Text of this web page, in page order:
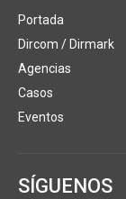
Portada
Dircom / Dirmark
Agencias
Casos
Eventos
SÍGUENOS